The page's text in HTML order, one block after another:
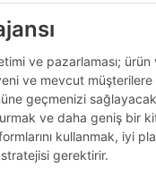
ve pazarlaması;
ve mevcut
geçmenizi sağlayacak
ve daha geniş bir
kullanmak, iyi
gerektirir.